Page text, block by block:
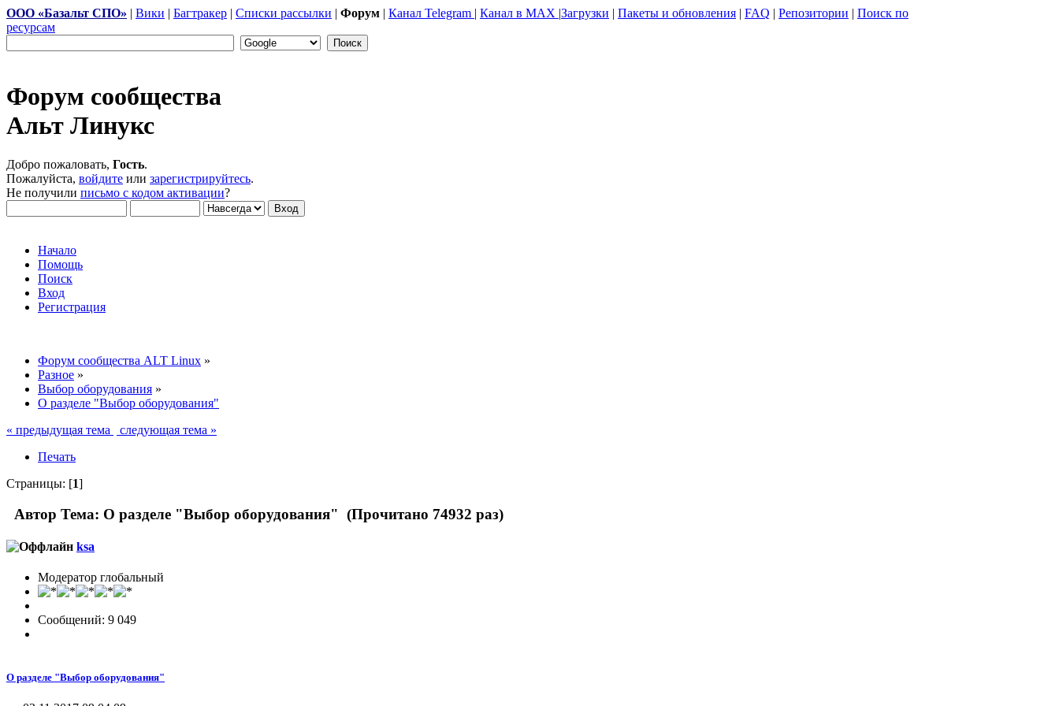
ООО «Базальт СПО» | Вики | Багтракер | Списки рассылки | Форум | Канал Telegram | Канал в MAX |Загрузки | Пакеты и обновления | FAQ | Репозитории | Поиск по
ресурсам
Форум сообщества
Альт Линукс
Добро пожаловать, Гость.
Пожалуйста, войдите или зарегистрируйтесь.
Не получили письмо с кодом активации?
Начало
Помощь
Поиск
Вход
Регистрация
Форум сообщества ALT Linux »
Разное »
Выбор оборудования »
О разделе "Выбор оборудования"
« предыдущая тема
следующая тема »
Печать
Страницы: [1]
Автор Тема: О разделе "Выбор оборудования" (Прочитано 74932 раз)
ksa
Модератор глобальный
Сообщений: 9 049
О разделе "Выбор оборудования"